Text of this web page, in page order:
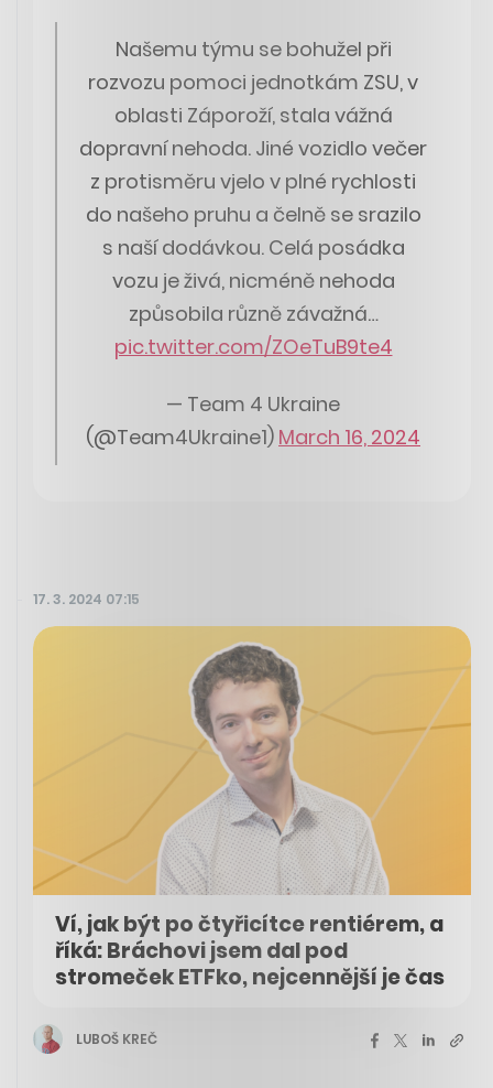
Našemu týmu se bohužel při
rozvozu pomoci jednotkám ZSU, v
oblasti Záporoží, stala vážná
dopravní nehoda. Jiné vozidlo večer
z protisměru vjelo v plné rychlosti
do našeho pruhu a čelně se srazilo
s naší dodávkou. Celá posádka
vozu je živá, nicméně nehoda
způsobila různě závažná…
pic.twitter.com/ZOeTuB9te4
— Team 4 Ukraine
(@Team4Ukraine1) March 16, 2024
17. 3. 2024 07:15
Ví, jak být po čtyřicítce rentiérem, a
říká: Bráchovi jsem dal pod
stromeček ETFko, nejcennější je čas
LUBOŠ KREČ